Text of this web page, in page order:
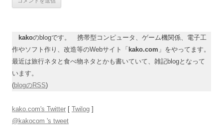
kakoのblogです。 携帯型コンピュータ、ゲーム機関係、電子工
作やソフト作り、改造等のWebサイト「 kako.com 」をやってます。
最近は旅行ネタと食べ物ネタとかも書いていて、雑記blogとなって
います。
(blogのRSS)
kako.com's Twitter [ Twilog ]
@kakocom 's tweet